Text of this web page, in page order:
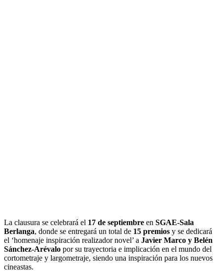
La clausura se celebrará el 17 de septiembre en SGAE-Sala
Berlanga, donde se entregará un total de 15 premios y se dedicará
el ‘homenaje inspiración realizador novel’ a Javier Marco y Belén
Sánchez-Arévalo por su trayectoria e implicación en el mundo del
cortometraje y largometraje, siendo una inspiración para los nuevos
cineastas.